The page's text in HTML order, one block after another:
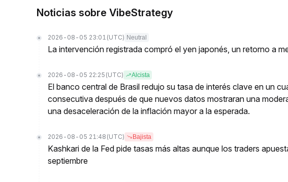
Noticias sobre VibeStrategy
2026-08-05 23:01 (UTC) Neutral
La intervención registrada compró el yen japonés, un retorno a
2026-08-05 22:25 (UTC) Alcista
El banco central de Brasil redujo su tasa de interés clave en un
consecutiva después de que nuevos datos mostraran una
una desaceleración de la inflación mayor a la esperada.
2026-08-05 21:48 (UTC) Bajista
Kashkari de la Fed pide tasas más altas aunque los traders
septiembre